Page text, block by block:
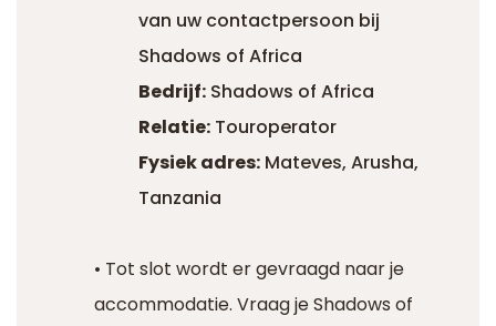
van uw contactpersoon bij
Shadows of Africa
Bedrijf: Shadows of Africa
Relatie: Touroperator
Fysiek adres: Mateves, Arusha,
Tanzania
• Tot slot wordt er gevraagd naar je
accommodatie. Vraag je Shadows of